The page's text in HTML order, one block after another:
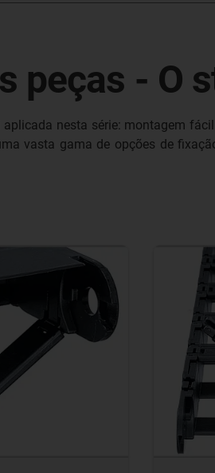
peças - O
nesta série: montagem
vasta gama de opções de